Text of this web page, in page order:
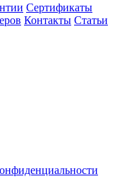
Сертификаты
Контакты Статьи